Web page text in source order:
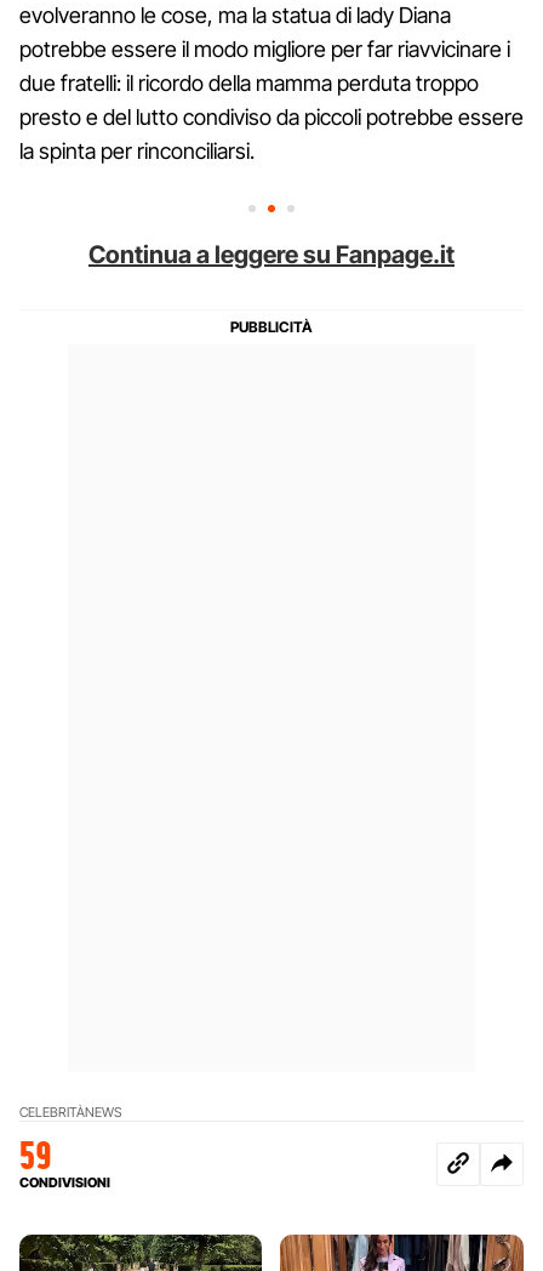
evolveranno le cose, ma la statua di lady Diana
potrebbe essere il modo migliore per far riavvicinare i
due fratelli: il ricordo della mamma perduta troppo
presto e del lutto condiviso da piccoli potrebbe essere
la spinta per rinconciliarsi.
Continua a leggere su Fanpage.it
CELEBRITÀNEWS
59
CONDIVISIONI